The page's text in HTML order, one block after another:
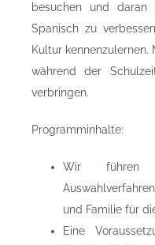
besuchen und
Spanisch zu
Kultur
während der
verbringen.
Programminhalte:
Wir führen
und Familie für
Eine